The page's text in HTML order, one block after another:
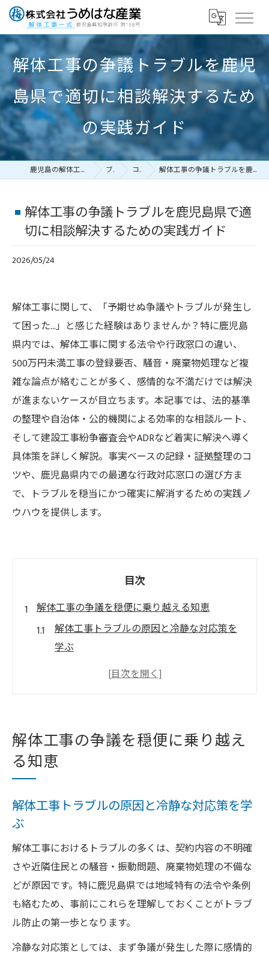
解体工事の争議トラブルを鹿児
島県で適切に相談解決するため
の実践ガイド
鹿児島の解体工事なら株式会社うめはな産業 ブログ コラム 解体工事の争議トラブルを鹿児島県で適切に相談解決するための実践ガイド
解体工事の争議トラブルを鹿児島県で適
切に相談解決するための実践ガイド
2026/05/24
解体工事に関して、「予期せぬ争議やトラブルが発生し
て困った…」と感じた経験はありませんか？特に鹿児島
県内では、解体工事に関する法令や行政窓口の違い、
500万円未満工事の登録要否、騒音・廃棄物処理など複
雑な論点が絡むことが多く、感情的な不満だけでは解決
が進まないケースが目立ちます。本記事では、法的基準
の整理や自治体・公的機関による効率的な相談ルート、
そして建設工事紛争審査会やADRなど着実に解決へ導く
具体策を詳しく解説。事実ベースの記録・証拠整理のコ
ツや、鹿児島県内での最適な行政対応窓口の選び方ま
で、トラブルを穏当にかつ確実に解消するための実践ノ
ウハウを提供します。
目次
解体工事の争議を穏便に乗り越える知恵
解体工事トラブルの原因と冷静な対応策を
学ぶ
解体工事の争議事例から見る予防のポイン
解体工事紛争を穏便に解決するための心得
行政や専門家を活用した解体工事の争議対
鹿児島県での解体工事トラブル相談術
選び
解体工事トラブル相談の流れと事前準備の
要点
鹿児島県内で有効な解体工事の証拠整理の
方法
解体工事トラブル相談でよくある質問と注
解体工事の争議を穏便に乗り越え
る知恵
解体工事トラブルの原因と冷静な対応策を学
ぶ
解体工事におけるトラブルの多くは、契約内容の不明確
さや近隣住民との騒音・振動問題、廃棄物処理の不備な
どが原因です。特に鹿児島県では地域特有の法令や条例
も絡むため、事前にこれらを理解しておくことがトラブ
ル防止の第一歩となります。
冷静な対応策としては、まず争議が発生した際に感情的